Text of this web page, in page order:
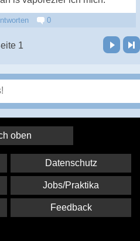
0
1
Letzte Seite
oben
Datenschutz
Jobs/Praktika
Feedback